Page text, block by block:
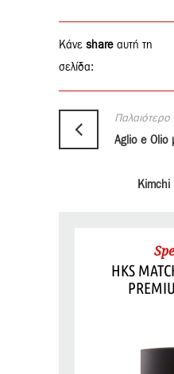
Κάνε share αυτή τη
σελίδα:
Παλαιότερο
Kimchi
HKS